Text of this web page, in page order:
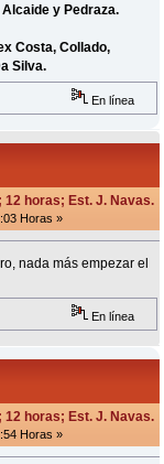
y Pedraza.
Costa, Collado,
Silva.
En línea
12 horas; Est. J. Navas.
Horas »
nada más empezar el
En línea
12 horas; Est. J. Navas.
Horas »